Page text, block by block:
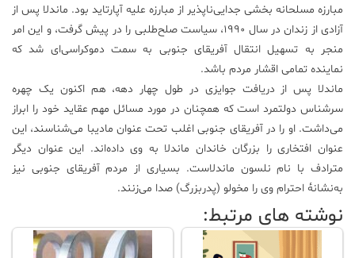
مجله
فرهنگی
هنری
مبارزه مسلحانه بخشی جدایی‌ناپذیر از مبارزه علیه آپارتاید بود. ماندلا پس از
آزادی از زندان در سال ۱۹۹۰، سیاست صلح‌طلبی را در پیش گرفت، و این امر
منجر به تسهیل انتقال آفریقای جنوبی به سمت دموکراسی‌ای شد که
نماینده تمامی اقشار مردم باشد.
ماندلا پس از دریافت جوایزی در طول چهار دهه، هم اکنون یک چهره
سرشناس دولتمرد است که همچنان در مورد مسائل مهم عقاید خود را ابراز
می‌داشت. او را در آفریقای جنوبی اغلب تحت عنوان مادیبا می‌شناسند، این
عنوان افتخاری را بزرگان خاندان ماندلا به وی داده‌اند. این عنوان دیگر
مترادف با نام نلسون ماندلاست. بسیاری از مردم آفریقای جنوبی نیز
به‌نشانهٔ احترام وی را مخولو (پدربزرگ) صدا می‌زنند.
نوشته های مرتبط: